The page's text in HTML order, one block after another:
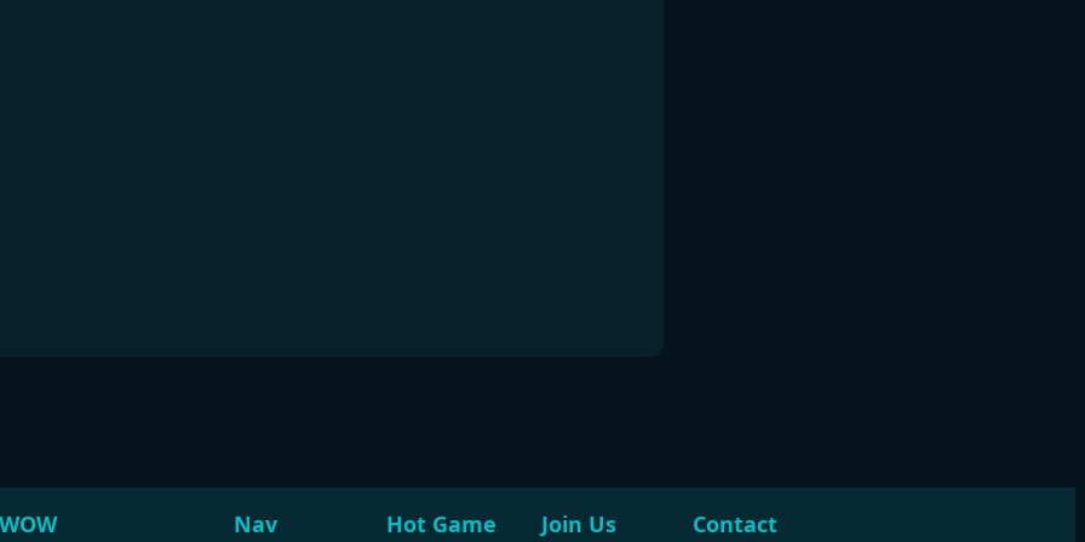
Nav Hot Game Join Us Contact